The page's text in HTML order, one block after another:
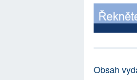
Obsah